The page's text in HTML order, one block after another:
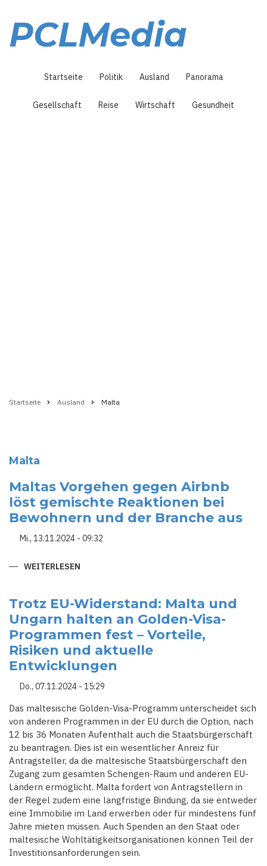
Inhalt
PCLMedia
Startseite Politik Ausland Panorama
Gesellschaft Reise Wirtschaft Gesundheit
Startseite Ausland Malta
Malta
Maltas Vorgehen gegen Airbnb
löst gemischte Reaktionen bei
Bewohnern und der Branche aus
Mi., 13.11.2024 - 09:32
WEITERLESEN
AIRBNB
LÖST
GEMISCHTE
REAKTIONEN
BEI
BEWOHNERN
UND
DER
BRANCHE
AUS
Trotz EU-Widerstand: Malta und
Ungarn halten an Golden-Visa-
Programmen fest – Vorteile,
Risiken und aktuelle
Entwicklungen
Do., 07.11.2024 - 15:29
Das maltesische Golden-Visa-Programm unterscheidet sich
von anderen Programmen in der EU durch die Option, nach
12 bis 36 Monaten Aufenthalt auch die Staatsbürgerschaft
zu beantragen. Dies ist ein wesentlicher Anreiz für
Antragsteller, da die maltesische Staatsbürgerschaft den
Zugang zum gesamten Schengen-Raum und anderen EU-
Ländern ermöglicht. Malta fordert von Antragstellern in
der Regel zudem eine langfristige Bindung, da sie entweder
eine Immobilie im Land erwerben oder für mindestens fünf
Jahre mieten müssen. Auch Spenden an den Staat oder
maltesische Wohltätigkeitsorganisationen können Teil der
Investitionsanforderungen sein.